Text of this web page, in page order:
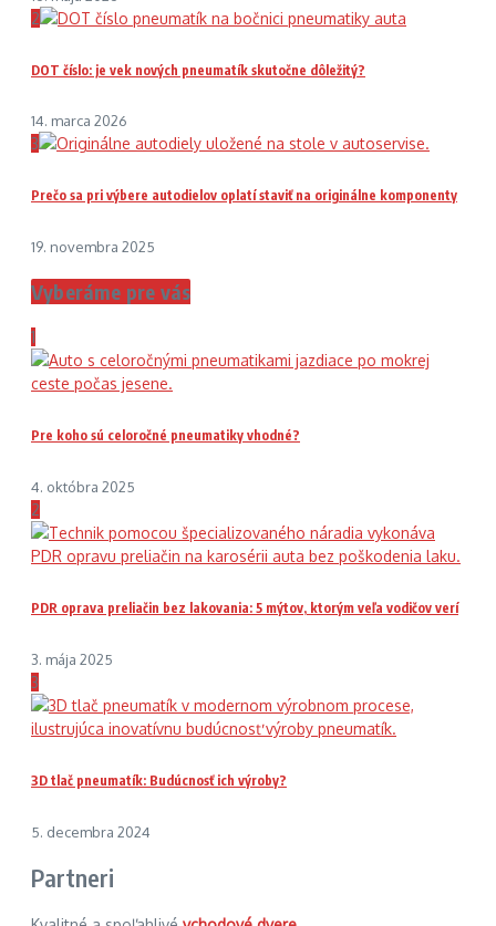
2
DOT číslo: je vek nových pneumatík skutočne dôležitý?
14. marca 2026
3
Prečo sa pri výbere autodielov oplatí staviť na originálne komponenty
19. novembra 2025
Vyberáme pre vás
1
Pre koho sú celoročné pneumatiky vhodné?
4. októbra 2025
2
PDR oprava preliačin bez lakovania: 5 mýtov, ktorým veľa vodičov verí
3. mája 2025
3
3D tlač pneumatík: Budúcnosť ich výroby?
5. decembra 2024
Partneri